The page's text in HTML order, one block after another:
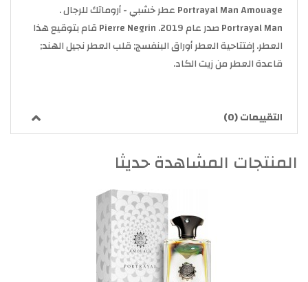
Portrayal Man Amouage عطر خشبي - أروماتك للرجال .
Portrayal Man صدر عام 2019. Pierre Negrin قام بتوقيع هذا
العطر. إفتتاحية العطر أوراق البنفسج; قلب العطر نجيل الهند;
قاعدة العطر من زيت الكاد.
التقييمات (0)
المنتجات المشاهدة حديثا